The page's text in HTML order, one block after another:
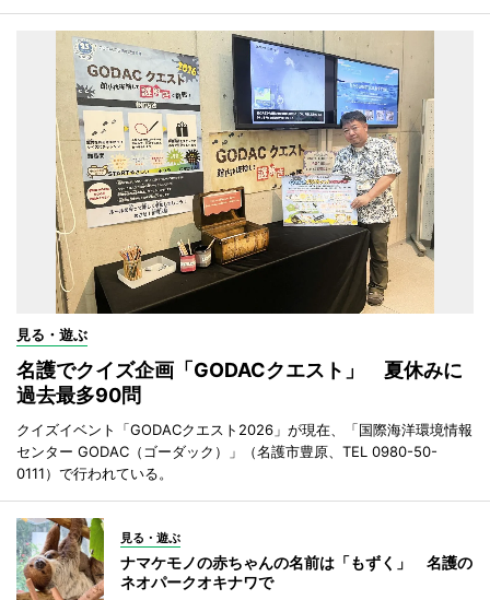
見る・遊ぶ
名護でクイズ企画「GODACクエスト」 夏休みに
過去最多90問
クイズイベント「GODACクエスト2026」が現在、「国際海洋環境情報
センター GODAC（ゴーダック）」（名護市豊原、TEL 0980-50-
0111）で行われている。
見る・遊ぶ
ナマケモノの赤ちゃんの名前は「もずく」 名護の
ネオパークオキナワで